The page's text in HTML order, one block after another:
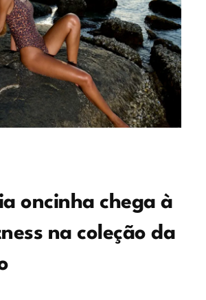
oncinha chega à
na coleção da